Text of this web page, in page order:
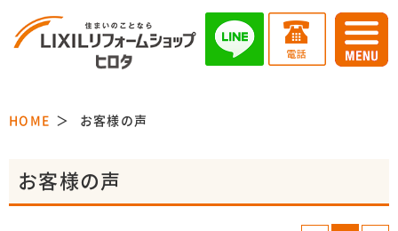
HOME お客様の声
お客様の声